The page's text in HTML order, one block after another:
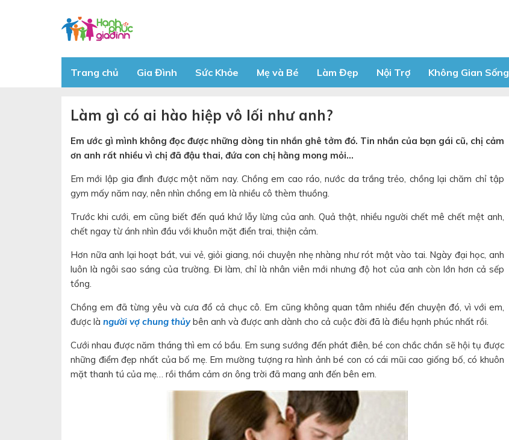
Trang chủ Gia Đình Sức Khỏe Mẹ và Bé Làm Đẹp Nội Trợ Không Gian Sống
Làm gì có ai hào hiệp vô lối như anh?
Em ước gì mình không đọc được những dòng tin nhắn ghê tởm đó. Tin nhắn của bạn gái cũ, chị cảm
ơn anh rất nhiều vì chị đã đậu thai, đứa con chị hằng mong mỏi…
Em mới lập gia đình được một năm nay. Chồng em cao ráo, nước da trắng trẻo, chồng lại chăm chỉ tập
gym mấy năm nay, nên nhìn chồng em là nhiều cô thèm thuồng.
Trước khi cưới, em cũng biết đến quá khứ lẫy lừng của anh. Quả thật, nhiều người chết mê chết mệt anh,
chết ngay từ ánh nhìn đầu với khuôn mặt điển trai, thiện cảm.
Hơn nữa anh lại hoạt bát, vui vẻ, giỏi giang, nói chuyện nhẹ nhàng như rót mật vào tai. Ngày đại học, anh
luôn là ngôi sao sáng của trường. Đi làm, chỉ là nhân viên mới nhưng độ hot của anh còn lớn hơn cả sếp
tổng.
Chồng em đã từng yêu và cưa đổ cả chục cô. Em cũng không quan tâm nhiều đến chuyện đó, vì với em,
được là người vợ chung thủy bên anh và được anh dành cho cả cuộc đời đã là điều hạnh phúc nhất rồi.
Cưới nhau được năm tháng thì em có bầu. Em sung sướng đến phát điên, bé con chắc chắn sẽ hội tụ được
những điểm đẹp nhất của bố mẹ. Em mường tượng ra hình ảnh bé con có cái mũi cao giống bố, có khuôn
mặt thanh tú của mẹ… rồi thầm cảm ơn ông trời đã mang anh đến bên em.